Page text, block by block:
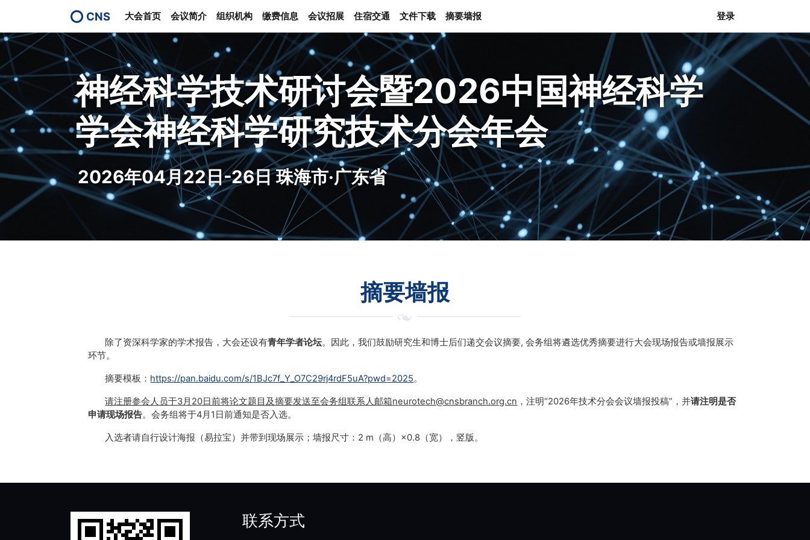
CNS 大会首页 会议简介 组织机构 缴费信息 会议招展 住宿交通 文件下载 摘要墙报 登录
神经科学技术研讨会暨2026中国神经科学
学会神经科学研究技术分会年会
2026年04月22日-26日 珠海市·广东省
摘要墙报
除了资深科学家的学术报告，大会还设有青年学者论坛。因此，我们鼓励研究生和博士后们递交会议摘要,会务组将遴选优秀摘要进行大会现场报告或墙报展示
环节。
摘要模板： https://pan.baidu.com/s/1BJc7f_Y_O7C29rj4rdF5uA?pwd=2025。
请注册参会人员于3月 20日前将论文题目及摘要发送至会务组联系人邮箱neurotech@cnsbranch.org.cn ，注明“2026年技术分会会议墙报投稿” ，并请注明是否
申请现场报告。会务组将于4月 1 日前通知是否入选。
入选者请自行设计海报（易拉宝）并带到现场展示；墙报尺寸： 2 m （高） ×0.8 （宽），竖版。
联系方式